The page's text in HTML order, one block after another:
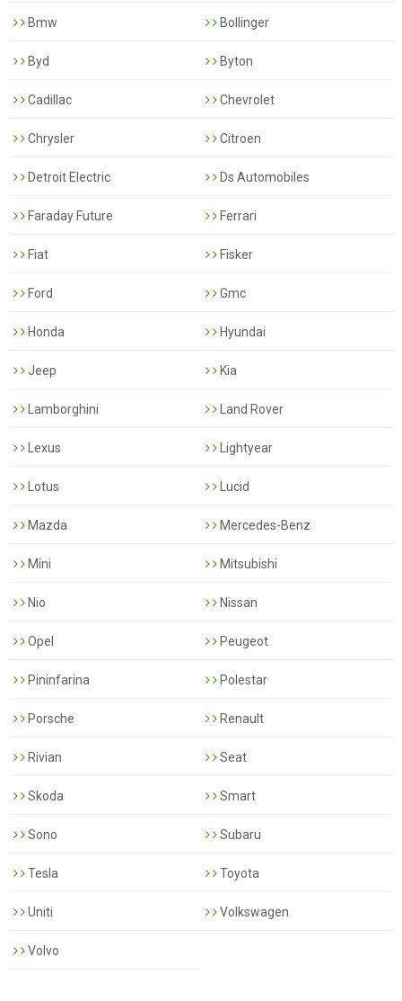
Bmw Bollinger
Byd Byton
Cadillac Chevrolet
Chrysler Citroen
Detroit Electric Ds Automobiles
Faraday Future Ferrari
Fiat Fisker
Ford Gmc
Honda Hyundai
Jeep Kia
Lamborghini Land Rover
Lexus Lightyear
Lotus Lucid
Mazda Mercedes-Benz
Mini Mitsubishi
Nio Nissan
Opel Peugeot
Pininfarina Polestar
Porsche Renault
Rivian Seat
Skoda Smart
Sono Subaru
Tesla Toyota
Uniti Volkswagen
Volvo